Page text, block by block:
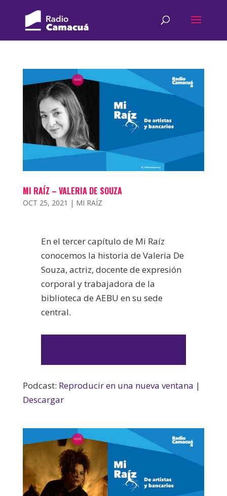
MI RAÍZ – VALERIA DE SOUZA
OCT 25, 2021 | MI RAÍZ
En el tercer capítulo de Mi Raíz
conocemos la historia de Valeria De
Souza, actriz, docente de expresión
corporal y trabajadora de la
biblioteca de AEBU en su sede
central.
Podcast: Reproducir en una nueva ventana |
Descargar